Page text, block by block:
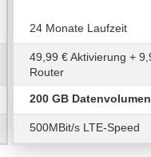
24 Monate Laufzeit
49,99 € Aktivierung +
Router
200 GB Datenvolumen
500MBit/s LTE-Speed